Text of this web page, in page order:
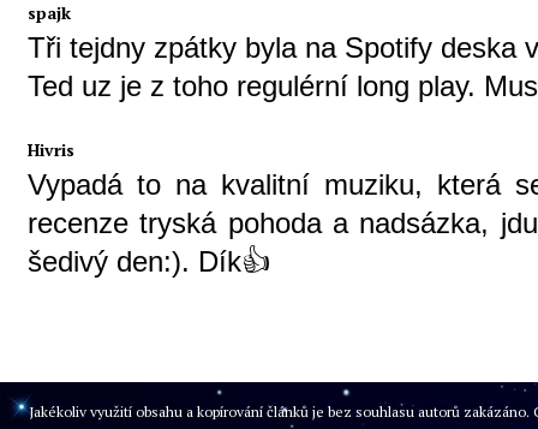
spajk
Tři tejdny zpátky byla na Spotify deska
Ted uz je z toho regulérní long play.
Hivris
Vypadá to na kvalitní muziku, která
recenze tryská pohoda a nadsázka,
šedivý den:). Dík👍
Jakékoliv využití obsahu a kopírování článků je bez souhlasu autorů